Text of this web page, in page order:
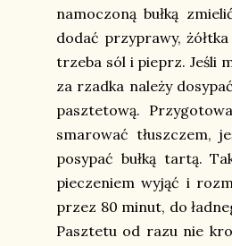
namoczoną bułką
dodać przyprawy,
trzeba sól i pieprz. Jeśli
za rzadka należy
pasztetową.
smarować tłuszczem,
posypać bułką tartą.
pieczeniem wyjąć i
przez 80 minut, do
Pasztetu od razu nie